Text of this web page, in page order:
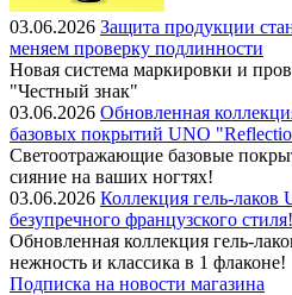
03.06.2026 Защита продукции
меняем проверку подлинности
Новая система маркировки и
"Честный знак"
03.06.2026 Обновленная
базовых покрытий UNO
Cветоотражающие базовые
сияние на ваших ногтях!
03.06.2026 Коллекция гель-лаков
безупречного французского стиля!
Обновленная коллекция гель-
нежность и классика в 1 флаконе!
Подписка на новости магазина